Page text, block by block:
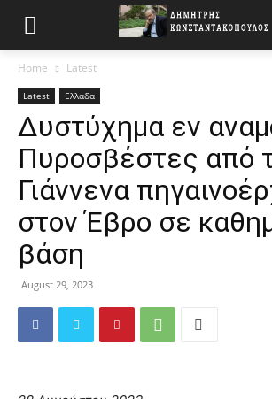
Home Latest
Latest Ελλαδα
Δυστύχημα εν
Πυροσβέστες από
Γιάννενα
στον Έβρο σε
βάση
August 29, 2023